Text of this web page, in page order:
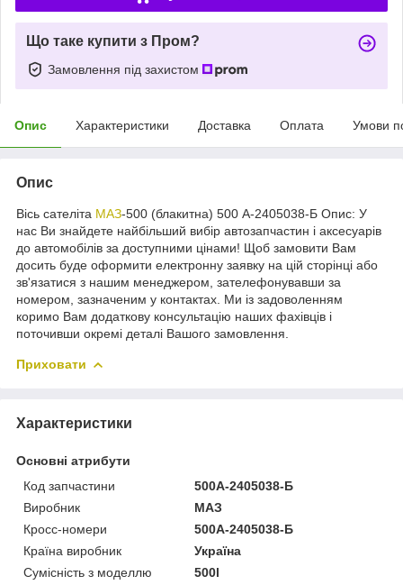
Що таке купити з Пром?
Замовлення під захистом
Опис Характеристики Доставка Оплата Умови
Опис
Вісь сателіта МАЗ-500 (блакитна) 500 А-2405038-Б Опис: У
нас Ви знайдете найбільший вибір автозапчастин і аксесуарів
до автомобілів за доступними цінами! Щоб замовити Вам
досить буде оформити електронну заявку на цій сторінці або
зв'язатися з нашим менеджером, зателефонувавши за
номером, зазначеним у контактах. Ми із задоволенням
коримо Вам додаткову консультацію наших фахівців і
поточивши окремі деталі Вашого замовлення.
Приховати
Характеристики
Основні атрибути
Код запчастини
500А-2405038-Б
Виробник
МАЗ
Кросс-номери
500А-2405038-Б
Країна виробник
Україна
Сумісність з моделлю
500l